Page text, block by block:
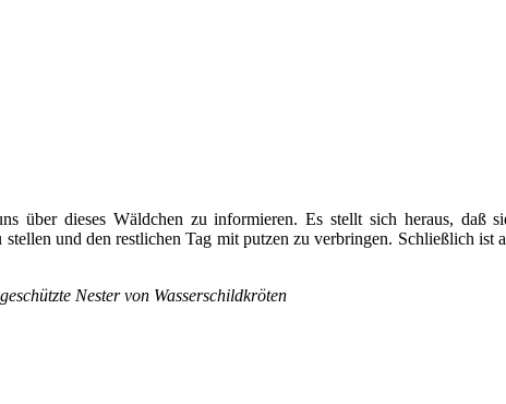
über dieses Wäldchen zu informieren. Es stellt sich heraus, daß
und den restlichen Tag mit putzen zu verbringen. Schließlich
Nester von Wasserschildkröten